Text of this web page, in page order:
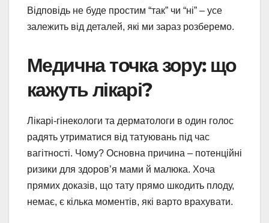
Відповідь не буде простим “так” чи “ні” – усе
залежить від деталей, які ми зараз розберемо.
Медична точка зору: що
кажуть лікарі?
Лікарі-гінекологи та дерматологи в один голос
радять утриматися від татуювань під час
вагітності. Чому? Основна причина – потенційні
ризики для здоров’я мами й малюка. Хоча
прямих доказів, що тату прямо шкодить плоду,
немає, є кілька моментів, які варто врахувати.